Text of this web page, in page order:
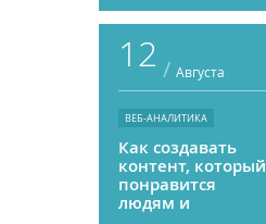
12 / Августа
ВЕБ-АНАЛИТИКА
Как создавать
контент, который
понравится
людям и